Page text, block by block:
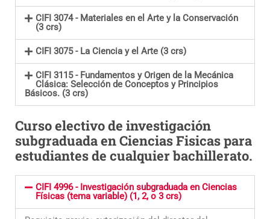
CIFI 3074 - Materiales en el Arte y la Conservación
(3 crs)
CIFI 3075 - La Ciencia y el Arte (3 crs)
CIFI 3115 - Fundamentos y Origen de la Mecánica
Clásica: Selección de Conceptos y Principios
Básicos. (3 crs)
Curso electivo de investigación
subgraduada en Ciencias Fisicas para
estudiantes de cualquier bachillerato.
CIFI 4996 - Investigación subgraduada en Ciencias
Físicas (tema variable) (1, 2, o 3 crs)